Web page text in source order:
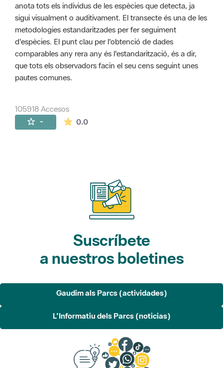
anota tots els individus de les espècies que detecta, ja
sigui visualment o auditivament. El transecte és una de les
metodologies estandaritzades per fer seguiment
d'espècies. El punt clau per l'obtenció de dades
comparables any rera any és l'estandarització, és a dir,
que tots els observadors facin el seu cens seguint unes
pautes comunes.
105918 Accesos
- 0.0La valoración media es de 0 estrellas de
Suscríbete
a nuestros boletines
Gaudim als Parcs (actividades)
L'Informatiu dels Parcs (noticias)